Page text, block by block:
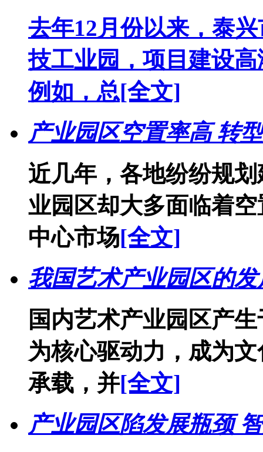
去年12月份以来，泰
技工业园，项目建设
例如，总[全文]
产业园区空置率高 转
近几年，各地纷纷规
业园区却大多面临着
中心市场[全文]
我国艺术产业园区的
国内艺术产业园区产
为核心驱动力，成为
承载，并[全文]
产业园区陷发展瓶颈